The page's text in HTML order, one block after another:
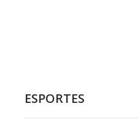
ESPORTES